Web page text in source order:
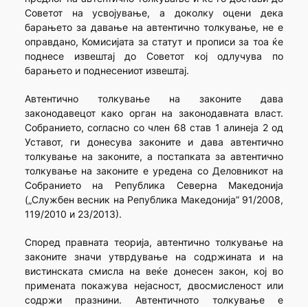
Советот на усвојување, а доколку оцени дека
барањето за давање на автентично толкување, не е
оправдано, Комисијата за статут и прописи за тоа ќе
поднесе извештај до Советот кој одлучува по
барањето и поднесениот извештај.
Автентично толкување на законите дава
законодавецот како орган на законодавната власт.
Собранието, согласно со член 68 став 1 алинеја 2 од
Уставот, ги донесува законите и дава автентично
толкување на законите, а постапката за автентично
толкување на законите е уредена со Деловникот на
Собранието на Република Северна Македонија
(„Службен весник на Република Македонија” 91/2008,
119/2010 и 23/2013).
Според правната теорија, автентично толкување на
законите значи утврдување на содржината и на
вистинската смисла на веќе донесен закон, кој во
примената покажува нејасност, двосмисленост или
содржи празнини. Автентичното толкување е